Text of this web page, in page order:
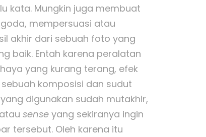
kata. Mungkin juga membuat
mempersuasi atau
akhir dari sebuah foto yang
baik. Entah karena peralatan
yang kurang terang, efek
komposisi dan sudut
digunakan sudah mutakhir,
sense yang sekiranya ingin
tersebut. Oleh karena itu